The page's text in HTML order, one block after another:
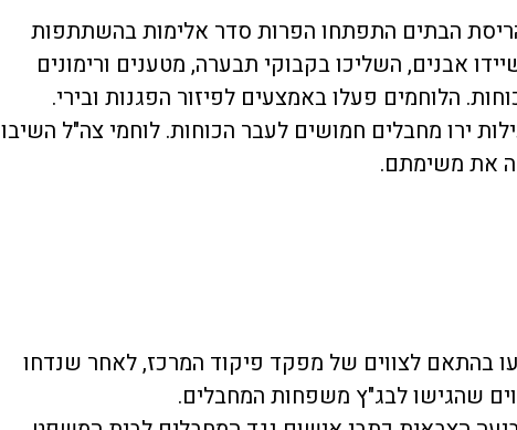
הבתים התפתחו הפרות סדר אלימות בהשתתפות
אבנים, השליכו בקבוקי תבערה, מטענים ורימונים
הלוחמים פעלו באמצעים לפיזור הפגנות ובירי.
ירו מחבלים חמושים לעבר הכוחות. לוחמי צה"ל השיבו
את משימתם.
בהתאם לצווים של מפקד פיקוד המרכז, לאחר שנדחו
שהגישו לבג"ץ משפחות המחבלים.